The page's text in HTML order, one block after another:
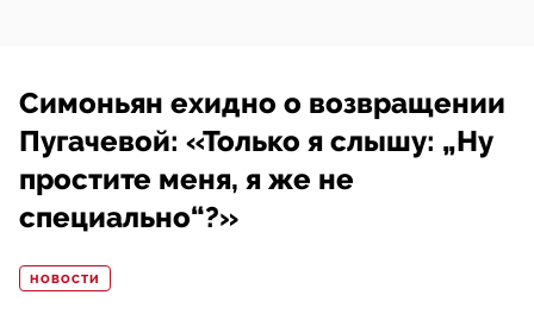
Симоньян ехидно о возвращении
Пугачевой: «Только я слышу: „Ну
простите меня, я же не
специально“?»
НОВОСТИ